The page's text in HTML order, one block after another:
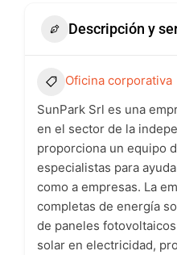
Descripción y
Oficina corporativa
SunPark Srl es una
en el sector de la
proporciona un equipo
especialistas para
como a empresas. La
completas de energía
de paneles
solar en electricidad,